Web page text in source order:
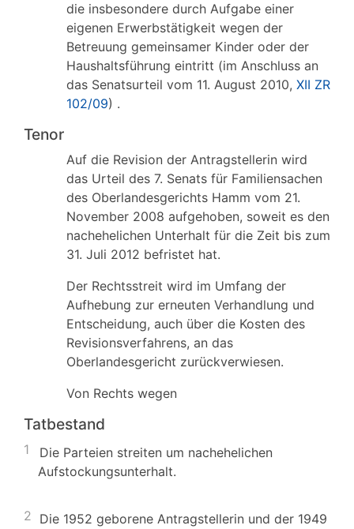
die insbesondere durch Aufgabe einer
eigenen Erwerbstätigkeit wegen der
Betreuung gemeinsamer Kinder oder der
Haushaltsführung eintritt (im Anschluss an
das Senatsurteil vom 11. August 2010, XII ZR
102/09) .
Tenor
Auf die Revision der Antragstellerin wird
das Urteil des 7. Senats für Familiensachen
des Oberlandesgerichts Hamm vom 21.
November 2008 aufgehoben, soweit es den
nachehelichen Unterhalt für die Zeit bis zum
31. Juli 2012 befristet hat.
Der Rechtsstreit wird im Umfang der
Aufhebung zur erneuten Verhandlung und
Entscheidung, auch über die Kosten des
Revisionsverfahrens, an das
Oberlandesgericht zurückverwiesen.
Von Rechts wegen
Tatbestand
1
Die Parteien streiten um nachehelichen
Aufstockungsunterhalt.
2 Die 1952 geborene Antragstellerin und der 1949